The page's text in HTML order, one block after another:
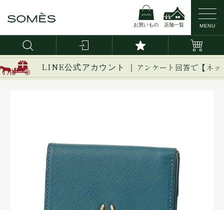
お買いもの 店舗一覧 MENU
LINE公式アカウント ｜ アンケート回答で【ネ